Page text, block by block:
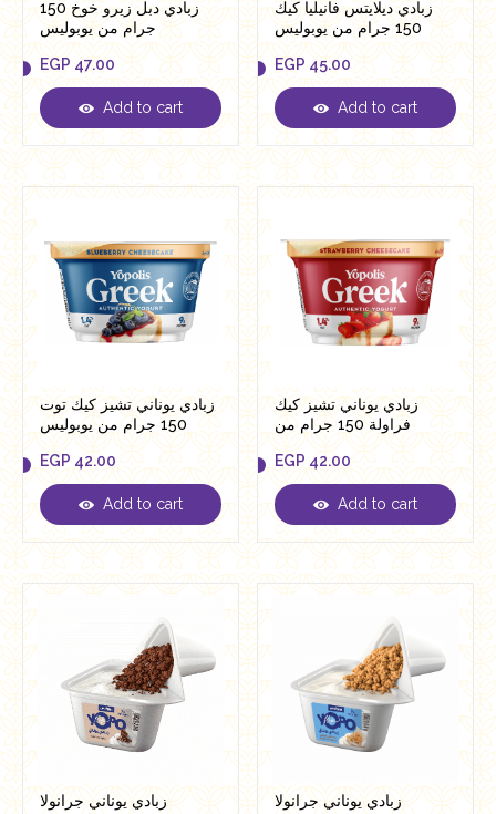
زبادي دبل زيرو خوخ 150
جرام من يوبوليس
EGP 47.00
EGP 47.00
Add to cart
زبادي ديلايتس فانيليا كيك
150 جرام من يوبوليس
EGP 45.00
EGP 45.00
Add to cart
زبادي يوناني تشيز كيك توت
150 جرام من يوبوليس
EGP 42.00
EGP 42.00
Add to cart
زبادي يوناني تشيز كيك
فراولة 150 جرام من
يوبوليس
EGP 42.00
EGP 42.00
Add to cart
زبادي يوناني جرانولا
زبادي يوناني جرانولا